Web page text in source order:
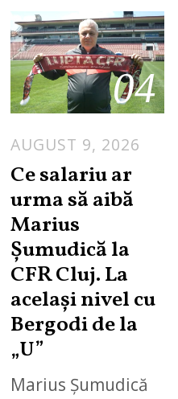
04
AUGUST 9, 2026
Ce salariu ar
urma să aibă
Marius
Șumudică la
CFR Cluj. La
același nivel cu
Bergodi de la
„U”
Marius Șumudică